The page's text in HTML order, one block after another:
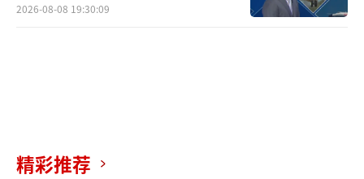
2026-08-08 19:30:09
精彩推荐